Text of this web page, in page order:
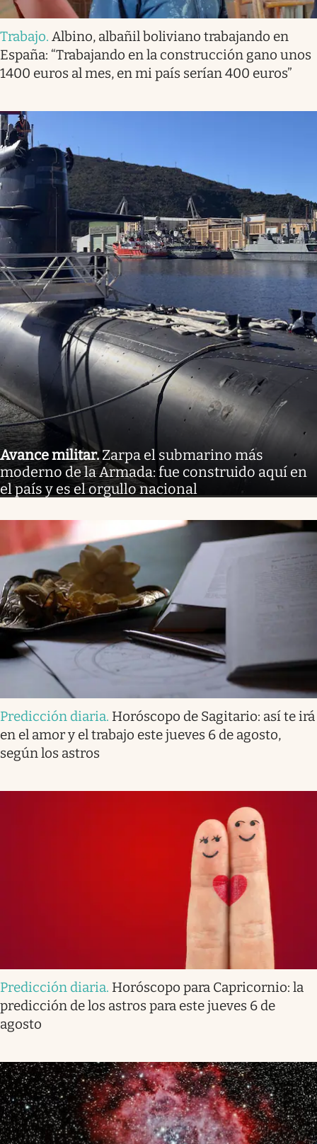
Trabajo. Albino, albañil boliviano trabajando en
España: “Trabajando en la construcción gano unos
1400 euros al mes, en mi país serían 400 euros”
Avance militar.Zarpa el submarino más
moderno de la Armada: fue construido aquí en
el país y es el orgullo nacional
Predicción diaria. Horóscopo de Sagitario: así te irá
en el amor y el trabajo este jueves 6 de agosto,
según los astros
Predicción diaria. Horóscopo para Capricornio: la
predicción de los astros para este jueves 6 de
agosto